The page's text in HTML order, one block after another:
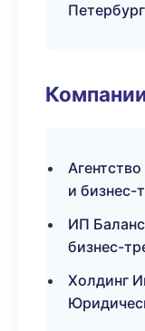
Петербург
и бизнес-
ИП
бизнес-
Холдинг